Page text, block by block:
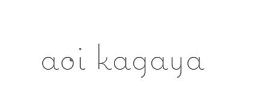
​aoi kagaya